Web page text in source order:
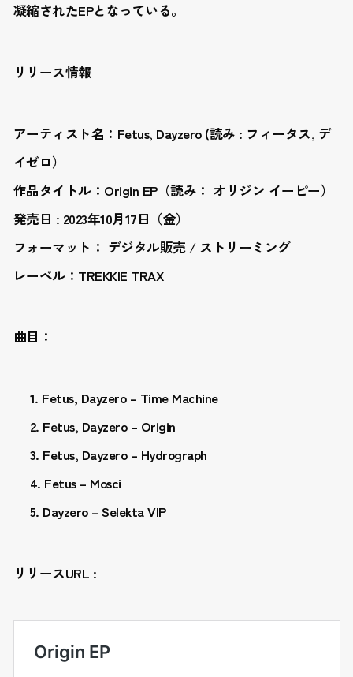
凝縮されたEPとなっている。
リリース情報
アーティスト名：Fetus, Dayzero (読み : フィータス, デ
イゼロ）
作品タイトル：Origin EP（読み： オリジン イーピー）
発売日 : 2023年10月17日（金）
フォーマット： デジタル販売 / ストリーミング
レーベル：TREKKIE TRAX
曲目：
Fetus, Dayzero – Time Machine
Fetus, Dayzero – Origin
Fetus, Dayzero – Hydrograph
Fetus – Mosci
Dayzero – Selekta VIP
リリースURL :